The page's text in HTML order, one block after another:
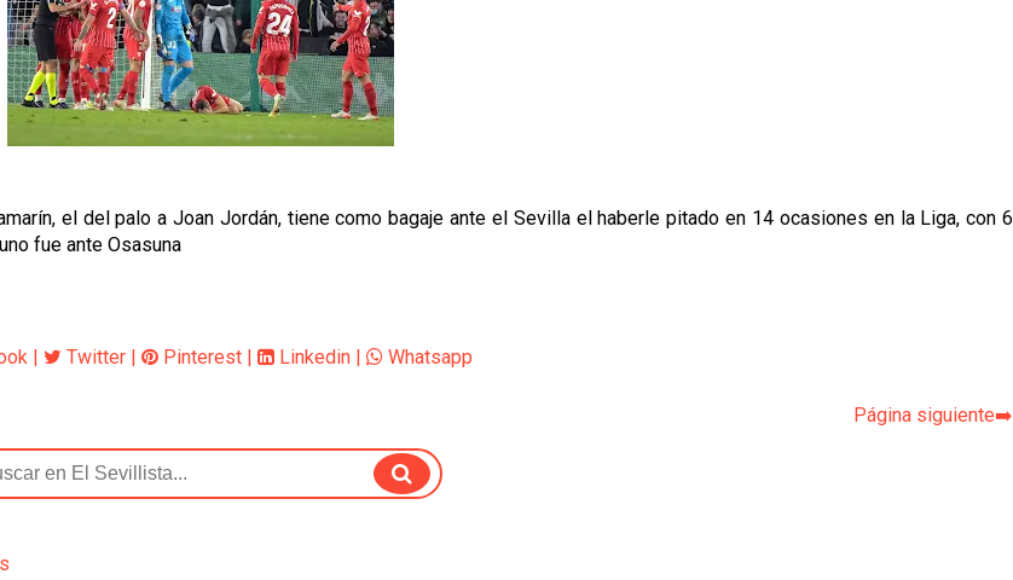
el del palo a Joan Jordán, tiene como bagaje ante el Sevilla el haberle pitado en 14 ocasiones en la Liga, con 6
fue ante Osasuna
| Twitter | Pinterest | Linkedin | Whatsapp
Página siguiente➡️